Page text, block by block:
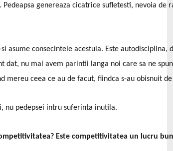
genereaza cicatrice sufletesti, nevoia
asume consecintele acestuia. Este
nu mai avem parintii langa noi care sa ne
ceea ce au de facut, fiindca s-au obisnuit
nu pedepsei intru suferinta inutila.
Este competitivitatea un lucru bun